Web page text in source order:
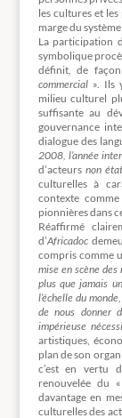
les cultures et
marge du
La participation
symbolique
définit, de
commercial ». Ils
milieu culturel
suffisante au
gouvernance
dialogue des
2008, l’année
d’acteurs non
culturelles à
contexte
pionnières dans
Réaffirmé
d’Africadoc
compris comme
mise en scène
plus que jamais
l’échelle du
de nous donner
impérieuse
artistiques,
plan de son
c’est en vertu
renouvelée du «
davantage en
culturelles des